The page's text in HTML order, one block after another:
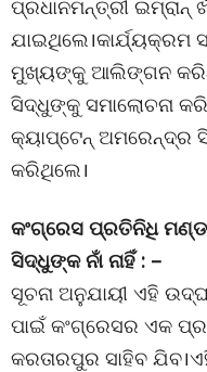
ପ୍ରଧାନମନ୍ତ୍ରୀ
ଯାଇଥିଲେ।କାର୍ଯ୍ୟକ୍ରମ
ମୁଖ୍ୟଙ୍କୁ ଆଲିଙ୍ଗନ
ସିଦ୍ଧୁଙ୍କୁ ସମାଲୋଚନା
କ୍ୟାପ୍ଟେନ୍ ଅମରେନ୍ଦ୍ର
କରିଥିଲେ।
କଂଗ୍ରେସ ପ୍ରତିନିଧି
ସିଦ୍ଧୁଙ୍କ ନାଁ ନାହିଁ : –
ସୂଚନା ଅନୁଯାୟୀ ଏହି
ପାଇଁ କଂଗ୍ରେସର ଏକ
କରତାରପୁର ସାହିବ